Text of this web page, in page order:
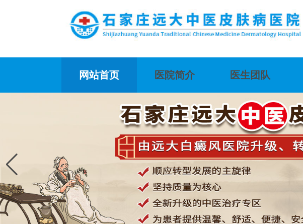
网站首页 医院简介 医生团队